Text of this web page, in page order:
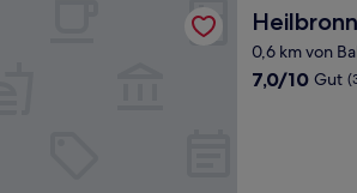
0,6 km von
7.0
7,0/10 Gut